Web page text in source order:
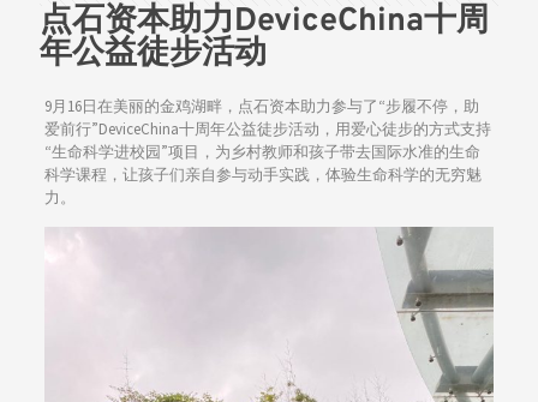
点石资本助力DeviceChina十周
年公益徒步活动
9月16日在美丽的金鸡湖畔，点石资本助力参与了“步履不停，助
爱前行”DeviceChina十周年公益徒步活动，用爱心徒步的方式支持
“生命科学进校园”项目，为乡村教师和孩子带去国际水准的生命
科学课程，让孩子们亲自参与动手实践，体验生命科学的无穷魅
力。